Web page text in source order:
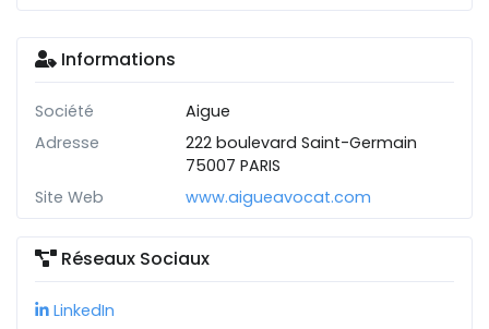
Informations
Société
Aigue
Adresse
222 boulevard Saint-Germain
75007 PARIS
Site Web
www.aigueavocat.com
Réseaux Sociaux
LinkedIn